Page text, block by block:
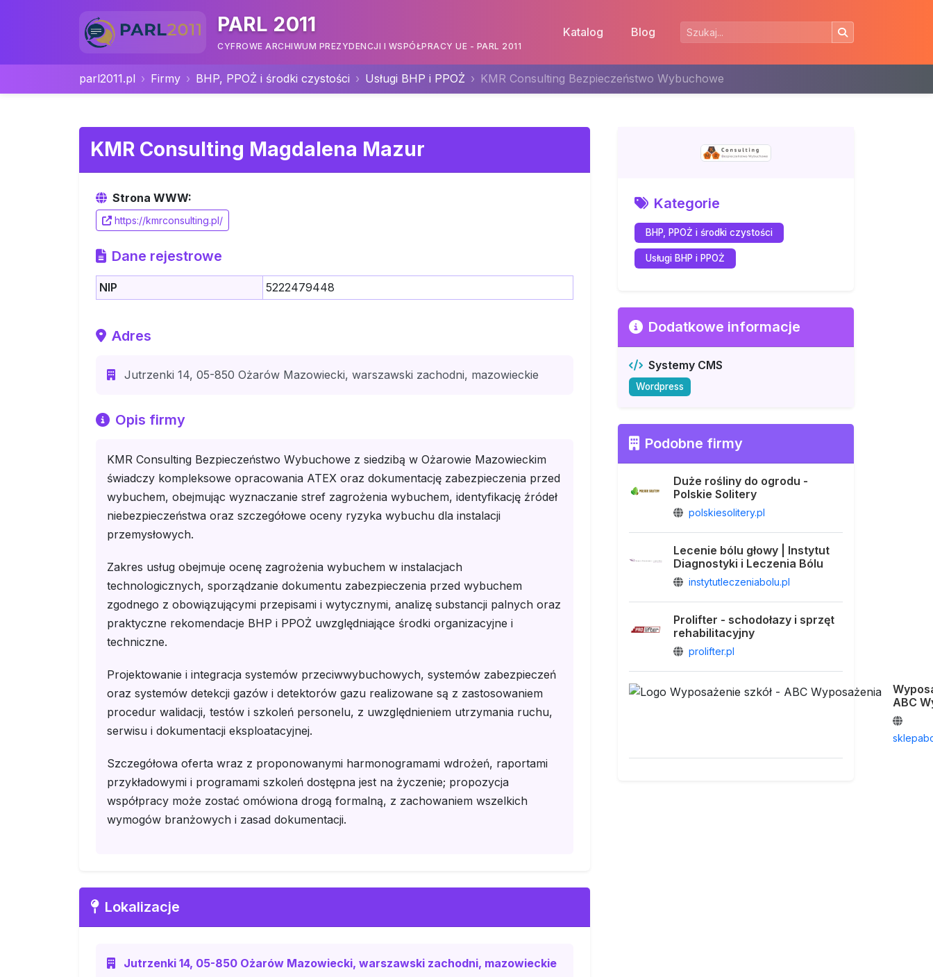
PARL 2011
CYFROWE ARCHIWUM PREZYDENCJI I WSPÓŁPRACY UE - PARL 2011
Katalog Blog
parl2011.pl Firmy BHP, PPOŻ i środki czystości Usługi BHP i PPOŻ KMR Consulting Bezpieczeństwo Wybuchowe
KMR Consulting Magdalena Mazur
Strona WWW:
https://kmrconsulting.pl/
Dane rejestrowe
NIP 5222479448
Adres
Jutrzenki 14, 05-850 Ożarów Mazowiecki, warszawski zachodni, mazowieckie
Opis firmy
KMR Consulting Bezpieczeństwo Wybuchowe z siedzibą w Ożarowie Mazowieckim
świadczy kompleksowe opracowania ATEX oraz dokumentację zabezpieczenia przed
wybuchem, obejmując wyznaczanie stref zagrożenia wybuchem, identyfikację źródeł
niebezpieczeństwa oraz szczegółowe oceny ryzyka wybuchu dla instalacji
przemysłowych.
Zakres usług obejmuje ocenę zagrożenia wybuchem w instalacjach
technologicznych, sporządzanie dokumentu zabezpieczenia przed wybuchem
zgodnego z obowiązującymi przepisami i wytycznymi, analizę substancji palnych oraz
praktyczne rekomendacje BHP i PPOŻ uwzględniające środki organizacyjne i
techniczne.
Projektowanie i integracja systemów przeciwwybuchowych, systemów zabezpieczeń
oraz systemów detekcji gazów i detektorów gazu realizowane są z zastosowaniem
procedur walidacji, testów i szkoleń personelu, z uwzględnieniem utrzymania ruchu,
serwisu i dokumentacji eksploatacyjnej.
Szczegółowa oferta wraz z proponowanymi harmonogramami wdrożeń, raportami
przykładowymi i programami szkoleń dostępna jest na życzenie; propozycja
współpracy może zostać omówiona drogą formalną, z zachowaniem wszelkich
wymogów branżowych i zasad dokumentacji.
Lokalizacje
Jutrzenki 14, 05-850 Ożarów Mazowiecki, warszawski zachodni, mazowieckie
Kategorie
BHP, PPOŻ i środki czystości
Usługi BHP i PPOŻ
Dodatkowe informacje
Systemy CMS
Wordpress
Podobne firmy
Duże rośliny do ogrodu -
Polskie Solitery
polskiesolitery.pl
Lecenie bólu głowy | Instytut
Diagnostyki i Leczenia Bólu
instytutleczeniabolu.pl
Prolifter - schodołazy i sprzęt
rehabilitacyjny
prolifter.pl
ABC